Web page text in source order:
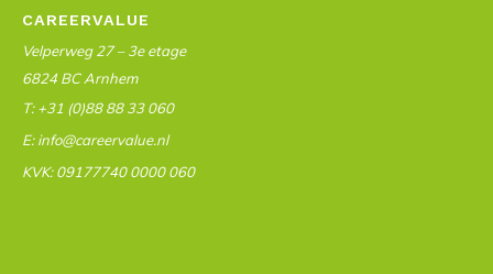
CAREERVALUE
Velperweg 27 – 3e etage
6824 BC Arnhem
T: +31 (0)88 88 33 060
E: info@careervalue.nl
KVK: 09177740 0000 060